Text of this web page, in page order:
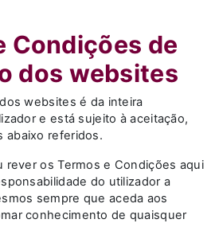
Condições de
dos websites
websites é da inteira
e está sujeito à aceitação,
abaixo referidos.
rever os Termos e Condições aqui
do utilizador a
sempre que aceda aos
conhecimento de quaisquer